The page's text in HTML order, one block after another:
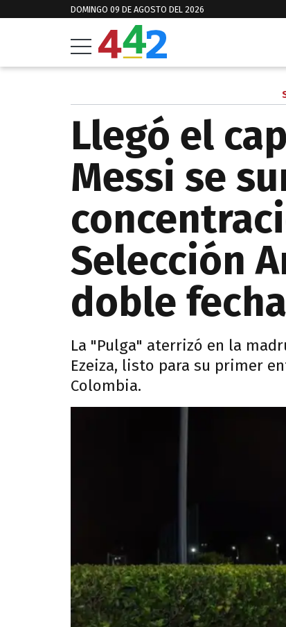
DOMINGO 09 DE AGOSTO DEL 2026
Llegó el
Messi se
Selección
doble
La "Pulga" aterrizó en la
Ezeiza, listo para su primer
Colombia.